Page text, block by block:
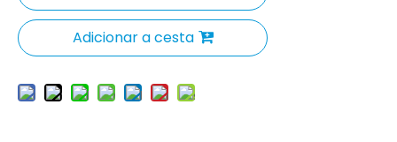
Adicionar a cesta